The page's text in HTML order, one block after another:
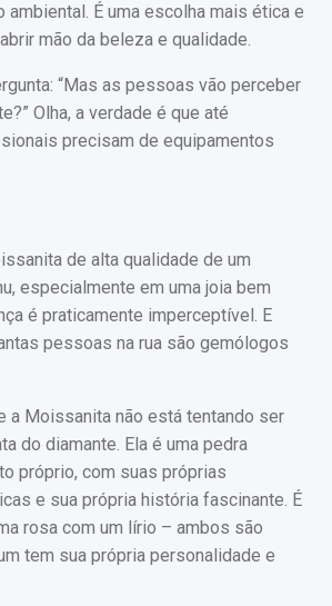
ambiental. É uma escolha mais ética e
mão da beleza e qualidade.
“Mas as pessoas vão perceber
Olha, a verdade é que até
precisam de equipamentos
de alta qualidade de um
especialmente em uma joia bem
é praticamente imperceptível. E
pessoas na rua são gemólogos
a Moissanita não está tentando ser
do diamante. Ela é uma pedra
próprio, com suas próprias
e sua própria história fascinante. É
rosa com um lírio – ambos são
tem sua própria personalidade e